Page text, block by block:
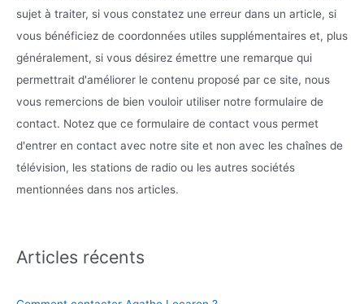
sujet à traiter, si vous constatez une erreur dans un article, si
vous bénéficiez de coordonnées utiles supplémentaires et, plus
généralement, si vous désirez émettre une remarque qui
permettrait d'améliorer le contenu proposé par ce site, nous
vous remercions de bien vouloir utiliser notre formulaire de
contact. Notez que ce formulaire de contact vous permet
d'entrer en contact avec notre site et non avec les chaînes de
télévision, les stations de radio ou les autres sociétés
mentionnées dans nos articles.
Articles récents